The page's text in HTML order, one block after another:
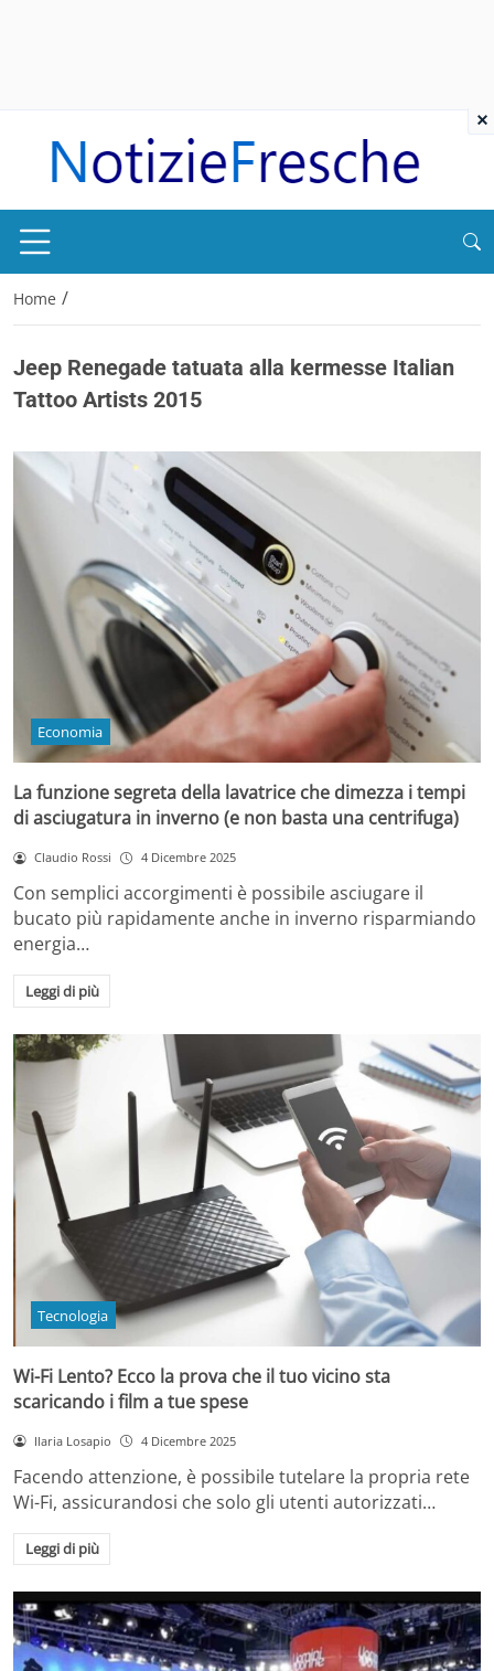
Home /
Jeep Renegade tatuata alla kermesse Italian
Tattoo Artists 2015
Economia
La funzione segreta della lavatrice che dimezza i tempi
di asciugatura in inverno (e non basta una centrifuga)
Claudio Rossi 4 Dicembre 2025
Con semplici accorgimenti è possibile asciugare il
bucato più rapidamente anche in inverno risparmiando
energia…
Leggi di più
Tecnologia
Wi-Fi Lento? Ecco la prova che il tuo vicino sta
scaricando i film a tue spese
Ilaria Losapio 4 Dicembre 2025
Facendo attenzione, è possibile tutelare la propria rete
Wi-Fi, assicurandosi che solo gli utenti autorizzati…
Leggi di più
×